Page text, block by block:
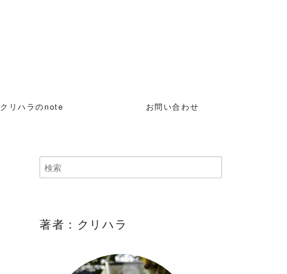
クリハラのnote お問い合わせ
著者：クリハラ